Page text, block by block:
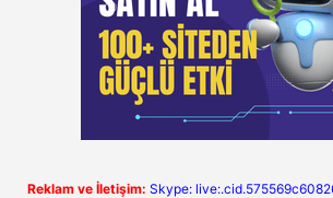
Reklam ve İletişim: Skype: